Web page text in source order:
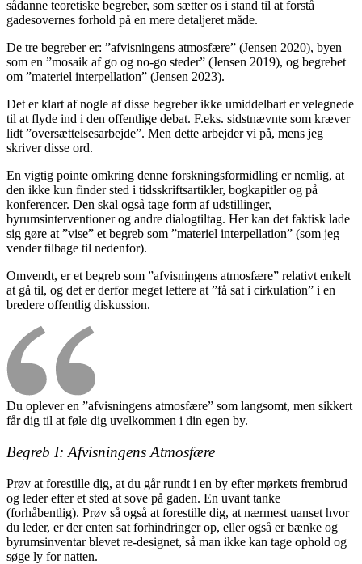
sådanne teoretiske begreber, som sætter os i stand til at forstå
gadesovernes forhold på en mere detaljeret måde.
De tre begreber er: ”afvisningens atmosfære” (Jensen 2020), byen
som en ”mosaik af go og no-go steder” (Jensen 2019), og begrebet
om ”materiel interpellation” (Jensen 2023).
Det er klart af nogle af disse begreber ikke umiddelbart er velegnede
til at flyde ind i den offentlige debat. F.eks. sidstnævnte som kræver
lidt ”oversættelsesarbejde”. Men dette arbejder vi på, mens jeg
skriver disse ord.
En vigtig pointe omkring denne forskningsformidling er nemlig, at
den ikke kun finder sted i tidsskriftsartikler, bogkapitler og på
konferencer. Den skal også tage form af udstillinger,
byrumsinterventioner og andre dialogtiltag. Her kan det faktisk lade
sig gøre at ”vise” et begreb som ”materiel interpellation” (som jeg
vender tilbage til nedenfor).
Omvendt, er et begreb som ”afvisningens atmosfære” relativt enkelt
at gå til, og det er derfor meget lettere at ”få sat i cirkulation” i en
bredere offentlig diskussion.
Du oplever en ”afvisningens atmosfære” som langsomt, men sikkert
får dig til at føle dig uvelkommen i din egen by.
Begreb I: Afvisningens Atmosfære
Prøv at forestille dig, at du går rundt i en by efter mørkets frembrud
og leder efter et sted at sove på gaden. En uvant tanke
(forhåbentlig). Prøv så også at forestille dig, at nærmest uanset hvor
du leder, er der enten sat forhindringer op, eller også er bænke og
byrumsinventar blevet re-designet, så man ikke kan tage ophold og
søge ly for natten.